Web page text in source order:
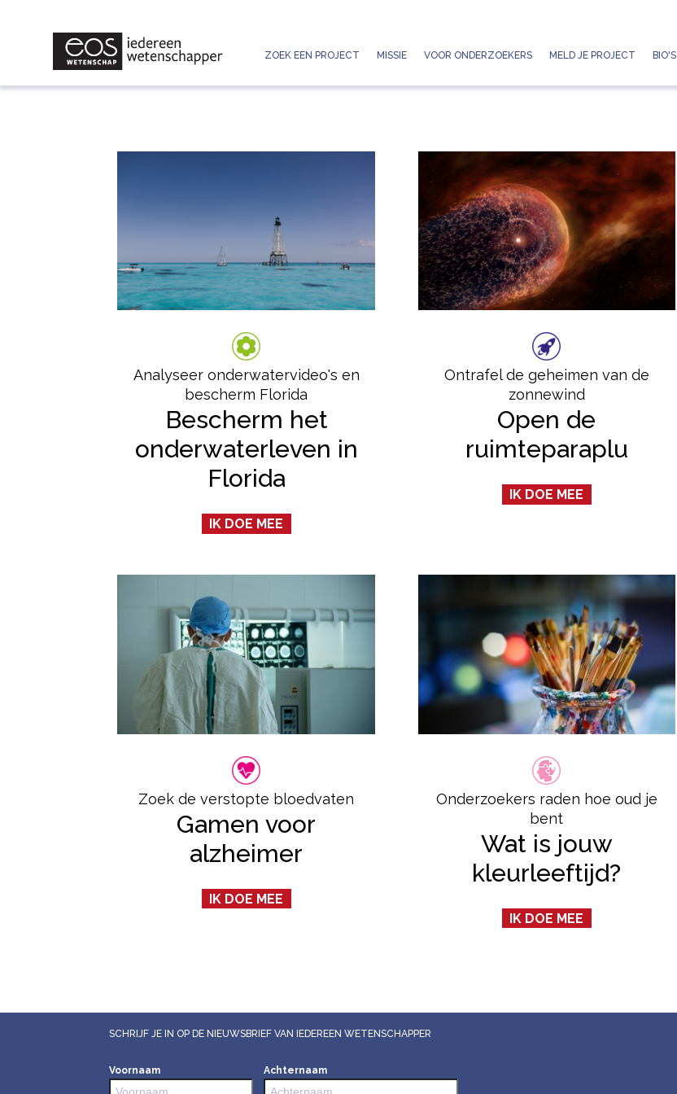
ZOEK EEN PROJECT MISSIE VOOR ONDERZOEKERS MELD JE PROJECT BIO'S
Analyseer onderwatervideo's en
bescherm Florida
Bescherm het
onderwaterleven in
Florida
IK DOE MEE
Ontrafel de geheimen van de
zonnewind
Open de
ruimteparaplu
IK DOE MEE
Zoek de verstopte bloedvaten
Gamen voor
alzheimer
IK DOE MEE
Onderzoekers raden hoe oud je
bent
Wat is jouw
kleurleeftijd?
IK DOE MEE
SCHRIJF JE IN OP DE NIEUWSBRIEF VAN IEDEREEN WETENSCHAPPER
Voornaam Achternaam